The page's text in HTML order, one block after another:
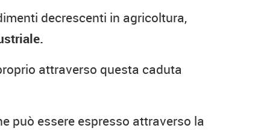
decrescenti in agricoltura,
attraverso questa caduta
può essere espresso attraverso la